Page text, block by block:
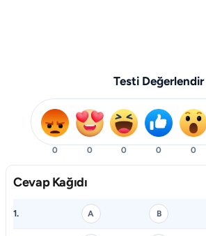
Testi Değerlendir
0 0 0 0 0
Cevap Kağıdı
1. A B